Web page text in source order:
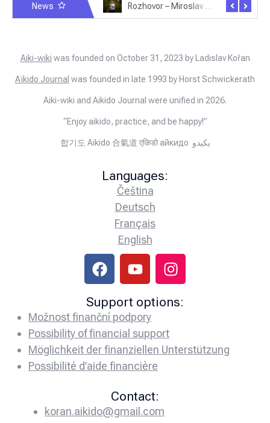
News Rozhovor – Miroslav Šmíd – 22.3.2025
Aiki-wiki was founded on October 31, 2023 by Ladislav Kořan
Aïkido Journal was founded in late 1993 by Horst Schwickerath
Aiki-wiki and Aikido Journal were unified in 2026.
“Enjoy aikido, practice, and be happy!”
합기도 Aikido 合氣道 एकिडो айкидо يكيدو
Languages:
Čeština
Deutsch
Français
English
Support options:
Možnost finanční podpory
Possibility of financial support
Möglichkeit der finanziellen Unterstützung
Possibilité d’aide financière
Contact:
koran.aikido@gmail.com